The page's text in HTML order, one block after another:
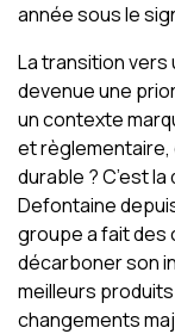
année sous le
La transition
devenue une
un contexte
et
durable ? C’est
Defontaine
groupe a fait des
décarboner son
meilleurs
changements